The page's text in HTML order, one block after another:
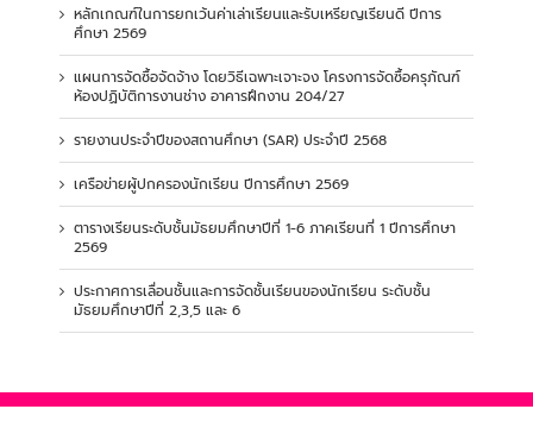
หลักเกณฑ์ในการยกเว้นค่าเล่าเรียนและรับเหรียญเรียนดี ปีการ
ศึกษา 2569
แผนการจัดซื้อจัดจ้าง โดยวิธีเฉพาะเจาะจง โครงการจัดซื้อครุภัณฑ์
ห้องปฏิบัติการงานช่าง อาคารฝึกงาน 204/27
รายงานประจำปีของสถานศึกษา (SAR) ประจำปี 2568
เครือข่ายผู้ปกครองนักเรียน ปีการศึกษา 2569
ตารางเรียนระดับชั้นมัธยมศึกษาปีที่ 1-6 ภาคเรียนที่ 1 ปีการศึกษา
2569
ประกาศการเลื่อนชั้นและการจัดชั้นเรียนของนักเรียน ระดับชั้น
มัธยมศึกษาปีที่ 2,3,5 และ 6